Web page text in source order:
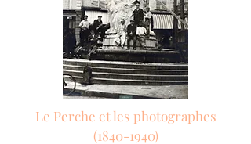
Le Perche et les photographes
(1840-1940)